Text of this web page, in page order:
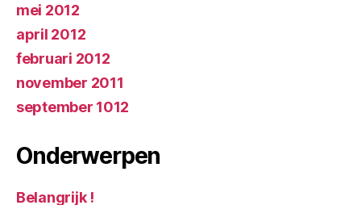
mei 2012
april 2012
februari 2012
november 2011
september 1012
Onderwerpen
Belangrijk !